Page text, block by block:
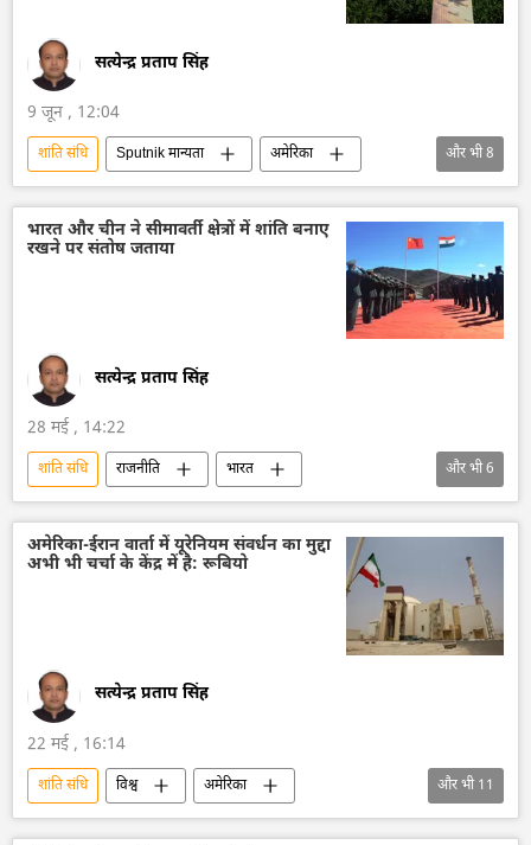
सत्येन्द्र प्रताप सिंह
9 जून , 12:04
शांति संधि Sputnik मान्यता
अमेरिका
अमेरिका-इजराइल-ईरान युद्ध
डोनाल्ड ट्रंप
इज़राइल
इज़राइल रक्षा सेना
ईरान
विश्व शांति
और भी8
भारत और चीन ने सीमावर्ती क्षेत्रों में शांति बनाए
रखने पर संतोष जताया
सत्येन्द्र प्रताप सिंह
28 मई , 14:22
शांति संधि राजनीति
भारत
भारत का विदेश मंत्रालय (MEA)
भारत-चीन रिश्ते
चीन
बीजिंग
सीमा विवाद
और भी6
अमेरिका-ईरान वार्ता में यूरेनियम संवर्धन का मुद्दा
अभी भी चर्चा के केंद्र में है: रूबियो
सत्येन्द्र प्रताप सिंह
22 मई , 16:14
शांति संधि विश्व
अमेरिका
अमेरिका-इजराइल-ईरान युद्ध
डोनाल्ड ट्रंप
और भी11